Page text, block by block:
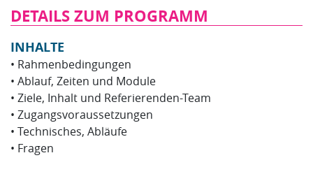
DETAILS ZUM PROGRAMM
INHALTE
• Rahmenbedingungen
• Ablauf, Zeiten und Module
• Ziele, Inhalt und Referierenden-Team
• Zugangsvoraussetzungen
• Technisches, Abläufe
• Fragen